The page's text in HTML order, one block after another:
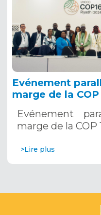
Evénement
marge de la
Systèmes
Multirisques. 12
Evénement
marge de la COP
>Lire plus